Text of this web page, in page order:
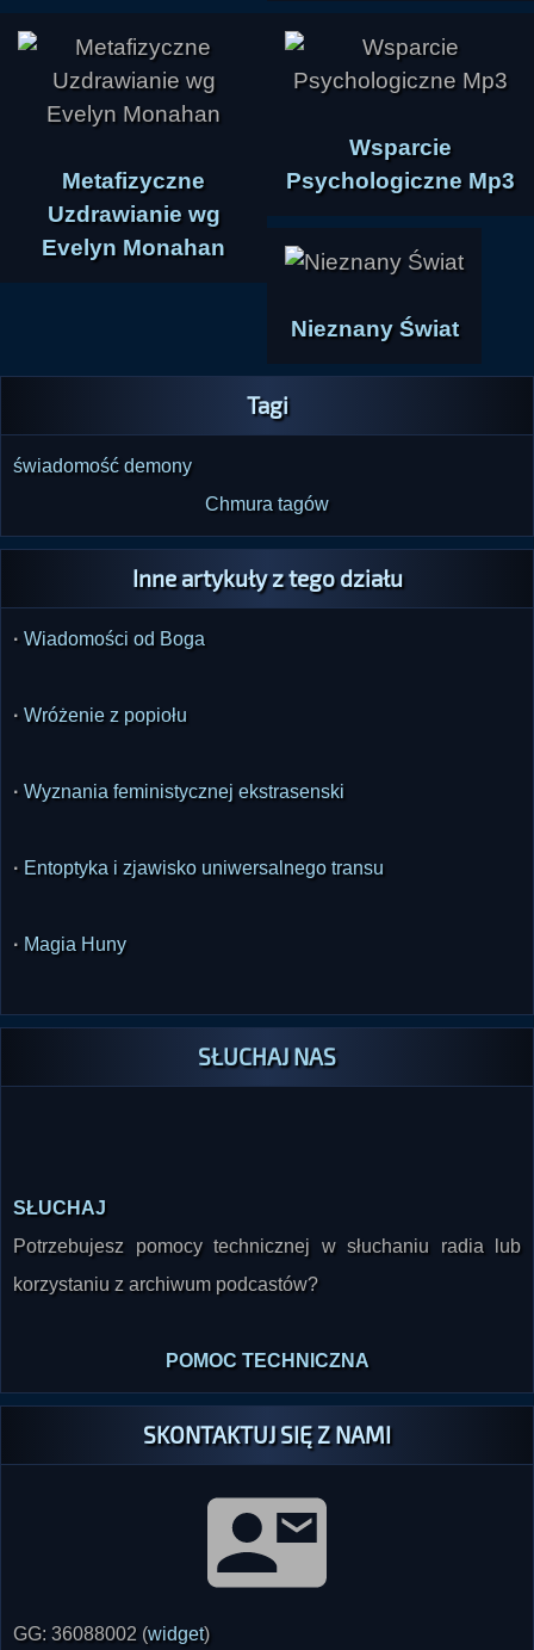
Metafizyczne
Uzdrawianie wg
Evelyn Monahan
Wsparcie
Psychologiczne Mp3
Nieznany Świat
Tagi
świadomość demony
Chmura tagów
Inne artykuły z tego działu
· Wiadomości od Boga
· Wróżenie z popiołu
· Wyznania feministycznej ekstrasenski
· Entoptyka i zjawisko uniwersalnego transu
· Magia Huny
SŁUCHAJ NAS
SŁUCHAJ
Potrzebujesz pomocy technicznej w słuchaniu radia lub
korzystaniu z archiwum podcastów?
POMOC TECHNICZNA
SKONTAKTUJ SIĘ Z NAMI
GG: 36088002 (widget)